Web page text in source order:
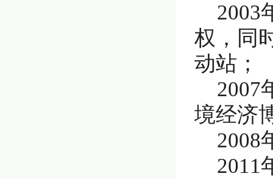
2003
权，同
动站；
2007
境经济
2008
2011